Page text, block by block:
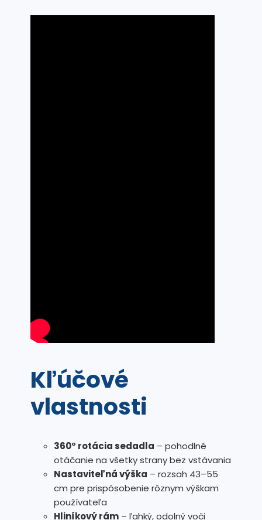
Kľúčové
vlastnosti
360° rotácia sedadla – pohodlné
otáčanie na všetky strany bez vstávania
Nastaviteľná výška – rozsah 43–55
cm pre prispôsobenie rôznym výškam
používateľa
Hliníkový rám – ľahký, odolný voči